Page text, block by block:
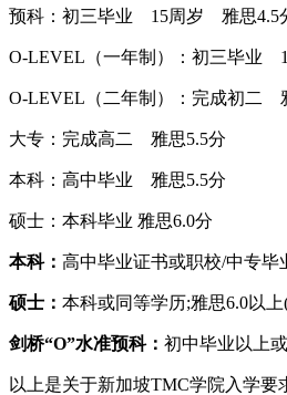
预科：初三毕业 15周岁 雅思4.5
O-LEVEL（一年制）：初三毕业
O-LEVEL（二年制）：完成初二
大专：完成高二 雅思5.5分
本科：高中毕业 雅思5.5分
硕士：本科毕业 雅思6.0分
本科： 高中毕业证书或职校/中专毕
硕士： 本科或同等学历;雅思6.0以
剑桥“O”水准预科： 初中毕业以上
以上是关于新加坡TMC学院入学要